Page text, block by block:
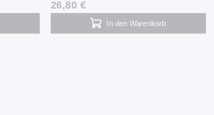
26,80 €
In den Warenkorb